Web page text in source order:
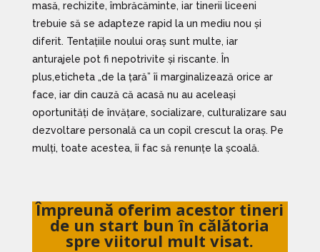
masă, rechizite, îmbrăcăminte, iar tinerii liceeni
trebuie să se adapteze rapid la un mediu nou și
diferit. Tentațiile noului oraș sunt multe, iar
anturajele pot fi nepotrivite și riscante. În
plus,eticheta „de la țară” îi marginalizează orice ar
face, iar din cauză că acasă nu au aceleași
oportunități de învățare, socializare, culturalizare sau
dezvoltare personală ca un copil crescut la oraș. Pe
mulți, toate acestea, îi fac să renunțe la școală.
Împreună oferim acestor tineri
de un start bun în călătoria
spre viitorul mult visat.